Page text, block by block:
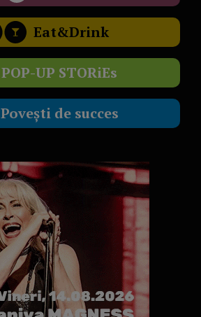
Eat&Drink
POP-UP STORiEs
Povești de succes